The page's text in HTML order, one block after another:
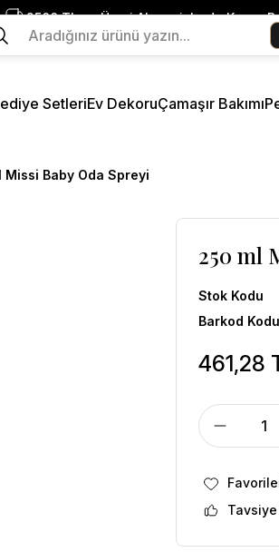
2500 TL ve Üzeri Alışverişlerde Kargo
Ege Esintisi 2 Al 1 Öde
Missi Kokularda 3 Al 2 Öde
SetleriEv DekoruÇamaşır Bakımı
Missi Baby Oda Spreyi
250 ml
Stok Kodu
Barkod Kodu
461,28
Tavsiye